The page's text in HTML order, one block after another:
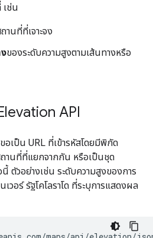
ช่น
านที่ที่เจาะจง
ของระดับความสูงตามเส้นทางหรือ
API
อเป็น URL ที่เข้ารหัสโดยมีพิกัด
านที่ที่แยกจากกัน หรือเป็นชุด
ตัวอย่างเช่น ระดับความสูงของการ
วอร์ รัฐโคโลราโด ที่ระบุการแสดงผล